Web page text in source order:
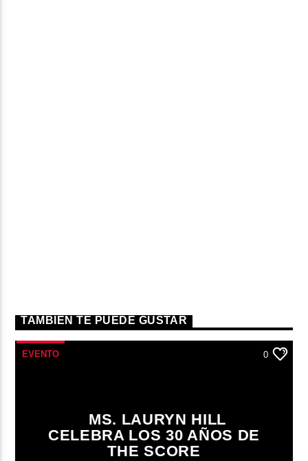
TAMBIÉN TE PUEDE GUSTAR
EVENTO 0
MS. LAURYN HILL
CELEBRA LOS 30 AÑOS DE
THE SCORE